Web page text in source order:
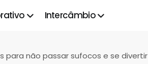
Intercâmbio
para não passar sufocos e se divertir